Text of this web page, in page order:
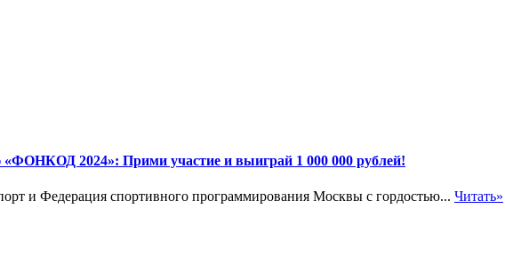
2024»: Прими участие и выиграй 1 000 000 рублей!
и Федерация спортивного программирования Москвы с гордостью... Читать»